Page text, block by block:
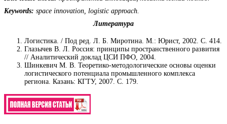
Keywords: space innovation, logistic approach.
Литература
Логистика. / Под ред. Л. Б. Миротина. М.: Юрист, 2002. С. 414.
Глазычев В. Л. Россия: принципы пространственного развития
// Аналитический доклад ЦСИ ПФО, 2004.
Шинкевич М. В. Теоретико-методологические основы оценки
логистического потенциала промышленного комплекса
региона. Казань: КГТУ, 2007. С. 179.